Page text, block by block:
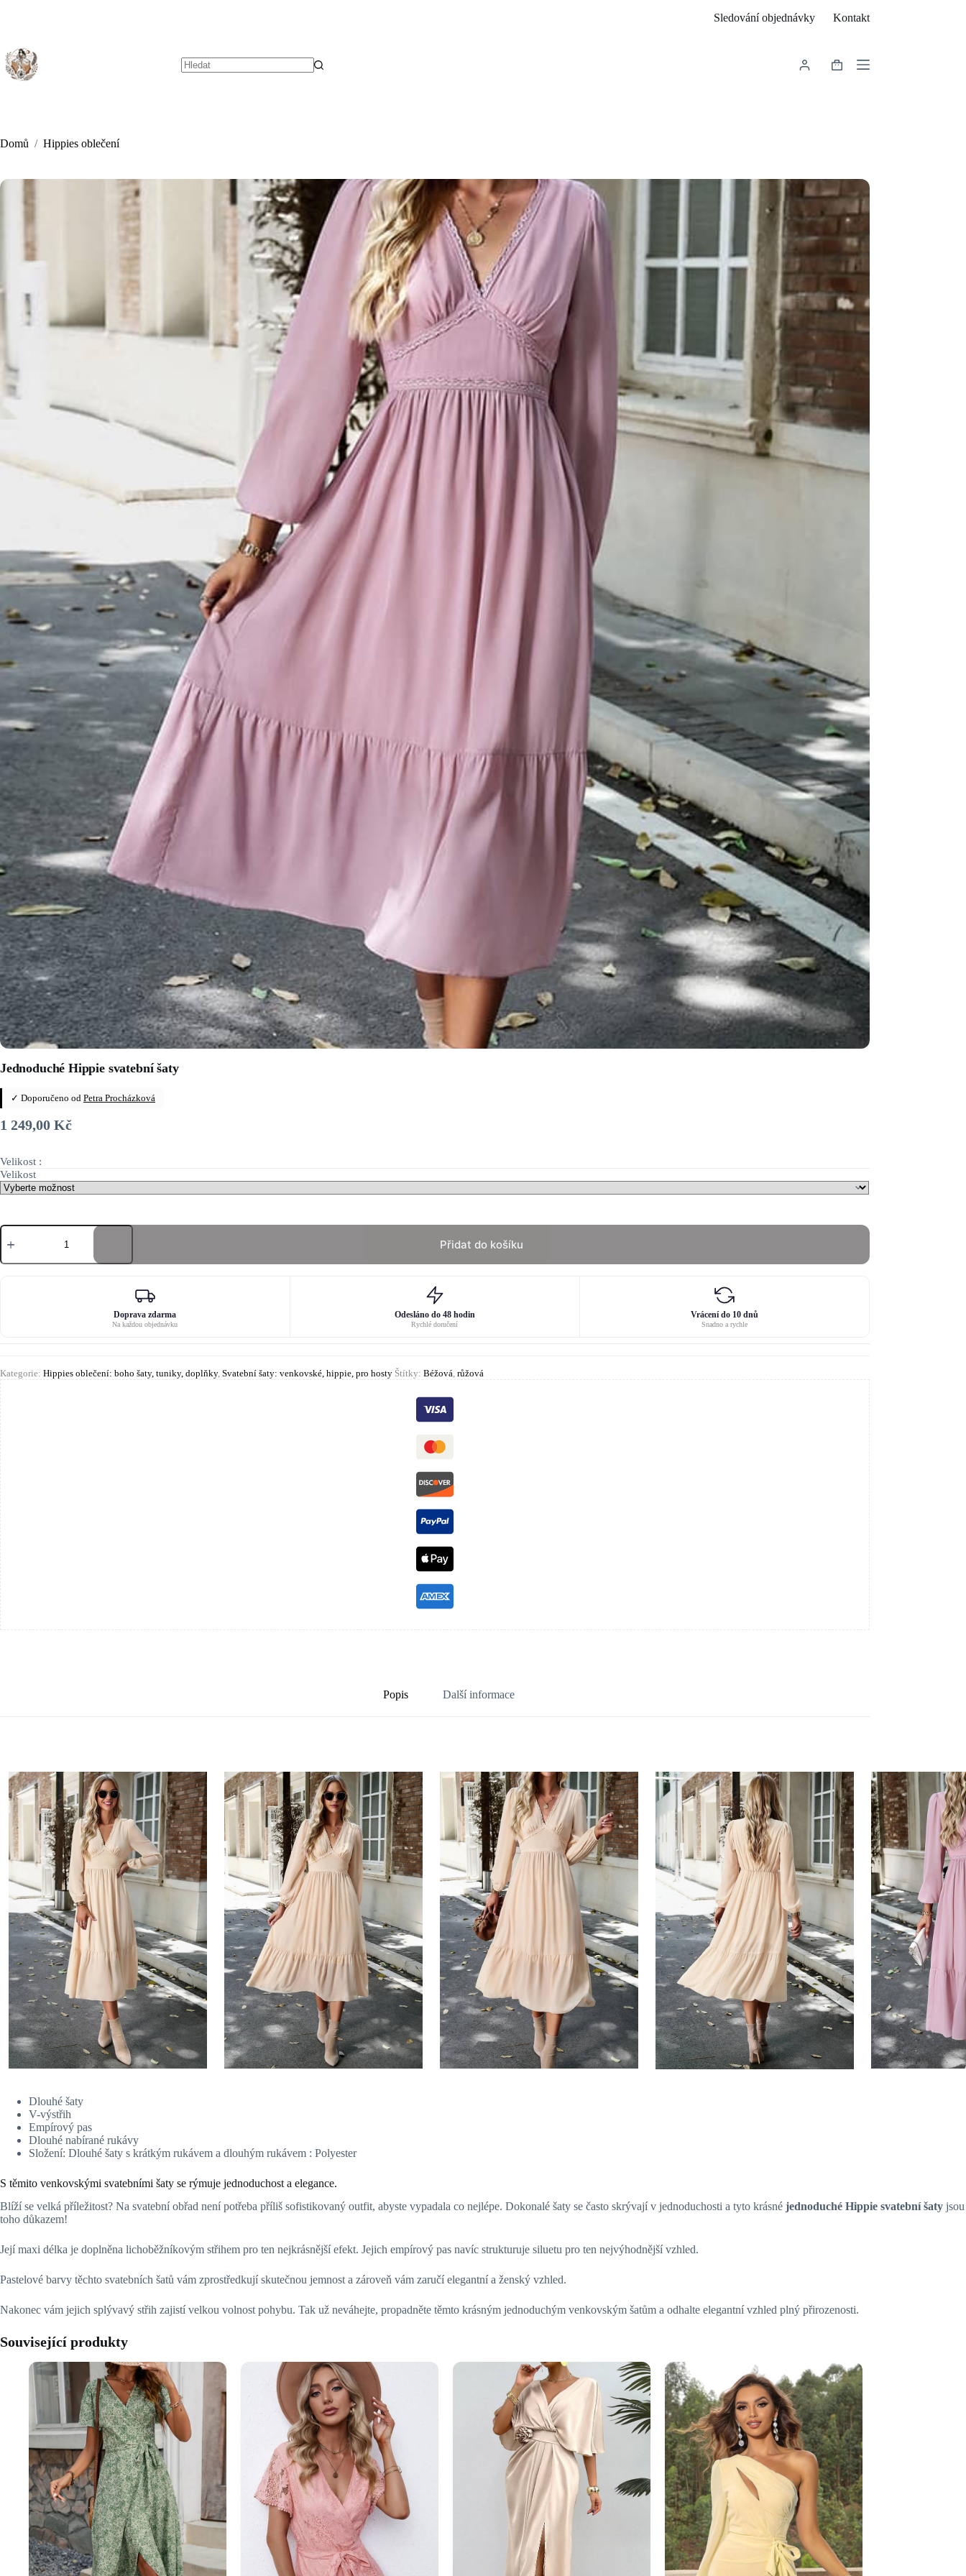
Sledování objednávky Kontakt
Shopping
Domů / Hippies oblečení
Jednoduché Hippie svatební šaty
✓ Doporučeno od Petra Procházková
1 249,00 Kč
Velikost :
Velikost
Jednoduché
Hippie
šaty
Přidat do košíku
Doprava zdarma
Na každou objednávku
Odesláno do 48 hodin
Rychlé doručení
Vrácení do 10 dnů
Snadno a rychle
Kategorie: Hippies oblečení: boho šaty, tuniky, doplňky, Svatební šaty: venkovské, hippie, pro hosty Štítky: Béžová růžová
Popis Další informace
Dlouhé šaty
V-výstřih
Empírový pas
Dlouhé nabírané rukávy
Složení: Dlouhé šaty s krátkým rukávem a dlouhým rukávem : Polyester
S těmito venkovskými svatebními šaty se rýmuje jednoduchost a elegance.
Blíží se velká příležitost? Na svatební obřad není potřeba příliš sofistikovaný outfit, abyste vypadala co nejlépe. Dokonalé šaty se často skrývají v jednoduchosti a tyto krásné jednoduché Hippie svatební šaty jsou
toho důkazem!
Její maxi délka je doplněna lichoběžníkovým střihem pro ten nejkrásnější efekt. Jejich empírový pas navíc strukturuje siluetu pro ten nejvýhodnější vzhled.
Pastelové barvy těchto svatebních šatů vám zprostředkují skutečnou jemnost a zároveň vám zaručí elegantní a ženský vzhled.
Nakonec vám jejich splývavý střih zajistí velkou volnost pohybu. Tak už neváhejte, propadněte těmto krásným jednoduchým venkovským šatům a odhalte elegantní vzhled plný přirozenosti.
Související produkty